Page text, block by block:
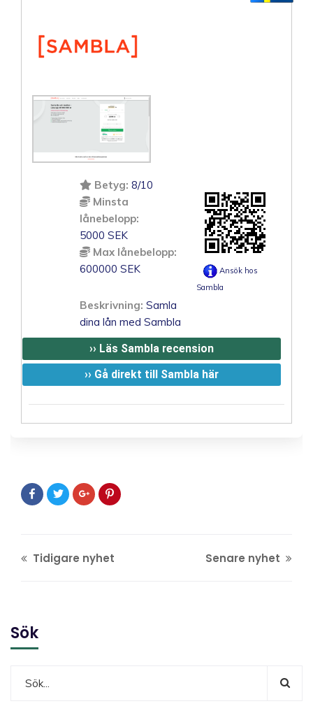
Ansök hos
Sambla
Betyg: 8/10
Minsta
lånebelopp:
5000 SEK
Max lånebelopp:
600000 SEK
Beskrivning: Samla
dina lån med Sambla
›› Läs Sambla recension
›› Gå direkt till Sambla här
Tidigare nyhet Senare nyhet
Sök